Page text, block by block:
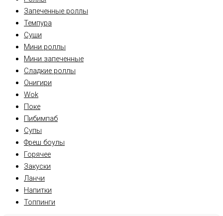
Запеченные роллы
Темпура
Суши
Мини роллы
Мини запеченные
Сладкие роллы
Онигири
Wok
Поке
Пибимпаб
Супы
Фреш боулы
Горячее
Закуски
Ланчи
Напитки
Топпинги